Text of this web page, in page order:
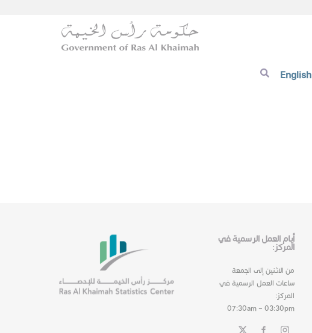
English
أيام العمل الرسمية في
المركز:
من الاثنين إلى الجمعة
ساعات العمل الرسمية في
المركز:
07:30am – 03:30pm